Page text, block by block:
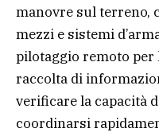
manovre sul terreno,
mezzi e sistemi
pilotaggio remoto per
raccolta di
verificare la capacità
coordinarsi